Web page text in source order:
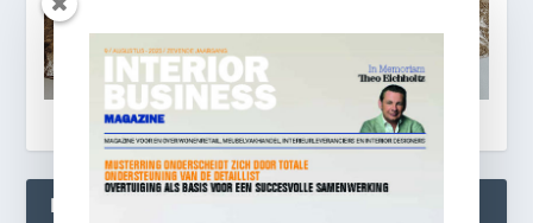
BLIJF OP DE HOOGTE!